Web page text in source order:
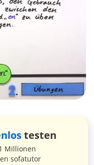
testen
Millionen
sofatutor